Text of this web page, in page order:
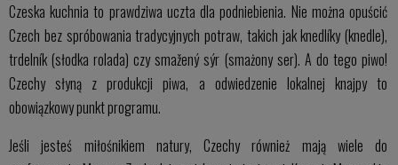
Czeska kuchnia to prawdziwa uczta dla podniebienia. Nie można opuścić
Czech bez spróbowania tradycyjnych potraw, takich jak knedlíky (knedle),
trdelník (słodka rolada) czy smažený sýr (smażony ser). A do tego piwo!
Czechy słyną z produkcji piwa, a odwiedzenie lokalnej knajpy to
obowiązkowy punkt programu.
Jeśli jesteś miłośnikiem natury, Czechy również mają wiele do